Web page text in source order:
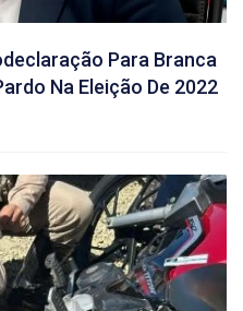
Para Branca
Na Eleição De 2022